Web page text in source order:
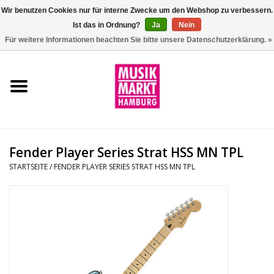
Aktion
Drums
Fender Player Series Strat HSS MN TPL
STARTSEITE/ FENDER PLAYER SERIES STRAT HSS MN TPL
Wir benutzen Cookies nur für interne Zwecke um den Webshop zu verbessern.
Ist das in Ordnung?
Ja
Nein
Für weitere Informationen beachten Sie bitte unsere Datenschutzerklärung. »